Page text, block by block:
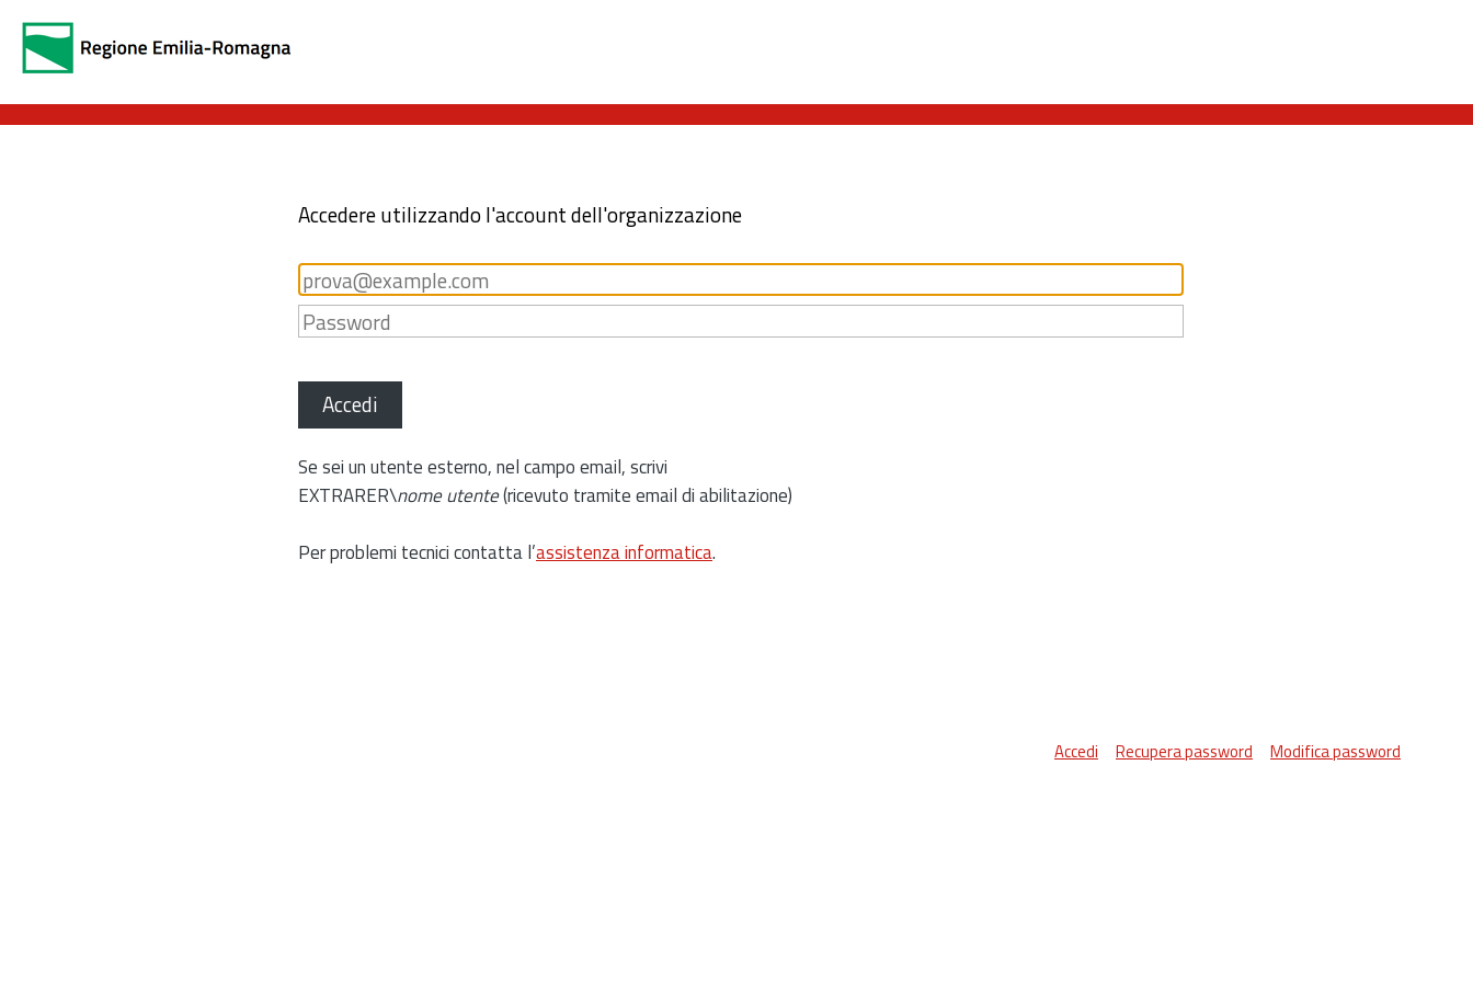
Accedere utilizzando l'account dell'organizzazione
Accedi
Se sei un utente esterno, nel campo email, scrivi
EXTRARER\nome utente(ricevuto tramite email di abilitazione)
Per problemi tecnici contatta l’assistenza informatica.
Accedi Recupera password Modifica password